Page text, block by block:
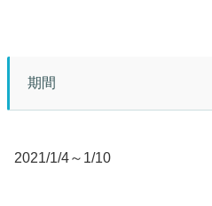
期間
2021/1/4～1/10